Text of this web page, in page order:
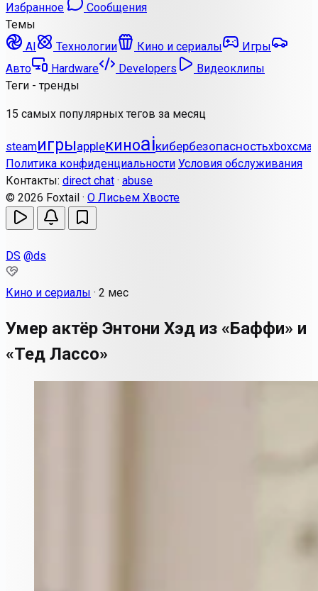
Избранное
Сообщения
Темы
AI
Технологии Кино и сериалы
Игры
Авто
Hardware Developers
Видеоклипы
Теги - тренды
15 самых популярных тегов за месяц
steamигрыappleкиноaiкибербезопасностьxbox
Политика конфиденциальности Условия обслуживания
Контакты: direct chat · abuse
© 2026 Foxtail · О Лисьем Хвосте
DS @ds
Кино и сериалы · 2 мес
Умер актёр Энтони Хэд из «Баффи» и
«Тед Лассо»